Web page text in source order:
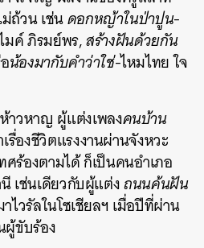
ถ้วน เช่นดอกหญ้าในป่าปูน-
มค์ ภิรมย์พร,สร้างฝันด้วยกัน
น้องมากับคำว่าใช่-ไหมไทย ใจ
าวหาญ ผู้แต่งเพลงคนบ้าน
รื่องชีวิตแรงงานผ่านจังหวะ
ร้องตามได้ ก็เป็นคนอำเภอ
เช่นเดียวกับผู้แต่งถนนค้นฝัน
วรัลในโซเชียลฯ เมื่อปีที่ผ่าน
ขับร้อง